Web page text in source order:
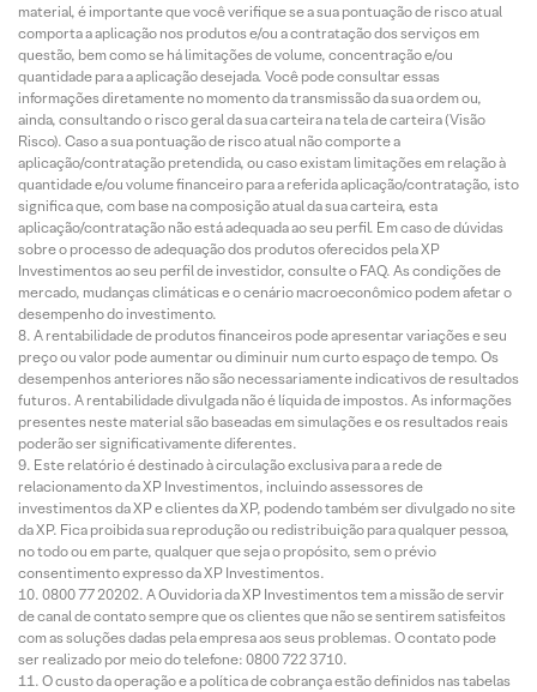
material, é importante que você verifique se a sua pontuação de risco atual
comporta a aplicação nos produtos e/ou a contratação dos serviços em
questão, bem como se há limitações de volume, concentração e/ou
quantidade para a aplicação desejada. Você pode consultar essas
informações diretamente no momento da transmissão da sua ordem ou,
ainda, consultando o risco geral da sua carteira na tela de carteira (Visão
Risco). Caso a sua pontuação de risco atual não comporte a
aplicação/contratação pretendida, ou caso existam limitações em relação à
quantidade e/ou volume financeiro para a referida aplicação/contratação, isto
significa que, com base na composição atual da sua carteira, esta
aplicação/contratação não está adequada ao seu perfil. Em caso de dúvidas
sobre o processo de adequação dos produtos oferecidos pela XP
Investimentos ao seu perfil de investidor, consulte o FAQ. As condições de
mercado, mudanças climáticas e o cenário macroeconômico podem afetar o
desempenho do investimento.
A rentabilidade de produtos financeiros pode apresentar variações e seu
preço ou valor pode aumentar ou diminuir num curto espaço de tempo. Os
desempenhos anteriores não são necessariamente indicativos de resultados
futuros. A rentabilidade divulgada não é líquida de impostos. As informações
presentes neste material são baseadas em simulações e os resultados reais
poderão ser significativamente diferentes.
Este relatório é destinado à circulação exclusiva para a rede de
relacionamento da XP Investimentos, incluindo assessores de
investimentos da XP e clientes da XP, podendo também ser divulgado no site
da XP. Fica proibida sua reprodução ou redistribuição para qualquer pessoa,
no todo ou em parte, qualquer que seja o propósito, sem o prévio
consentimento expresso da XP Investimentos.
0800 77 20202. A Ouvidoria da XP Investimentos tem a missão de servir
de canal de contato sempre que os clientes que não se sentirem satisfeitos
com as soluções dadas pela empresa aos seus problemas. O contato pode
ser realizado por meio do telefone: 0800 722 3710.
O custo da operação e a política de cobrança estão definidos nas tabelas